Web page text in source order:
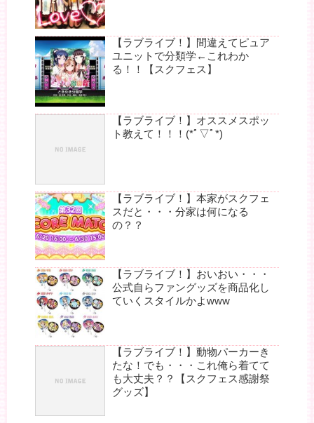
【ラブライブ！】間違えてピュア
ユニットで分類学←これわか
る！！【スクフェス】
【ラブライブ！】オススメスポッ
ト教えて！！！(*ﾟ▽ﾟ*)
【ラブライブ！】本家がスクフェ
スだと・・・分家は何になる
の？？
【ラブライブ！】おいおい・・・
公式自らファングッズを商品化し
ていくスタイルかよwww
【ラブライブ！】動物パーカーき
たな！でも・・・これ俺ら着てて
も大丈夫？？【スクフェス感謝祭
グッズ】